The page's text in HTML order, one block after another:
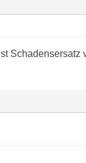
Schadensersatz